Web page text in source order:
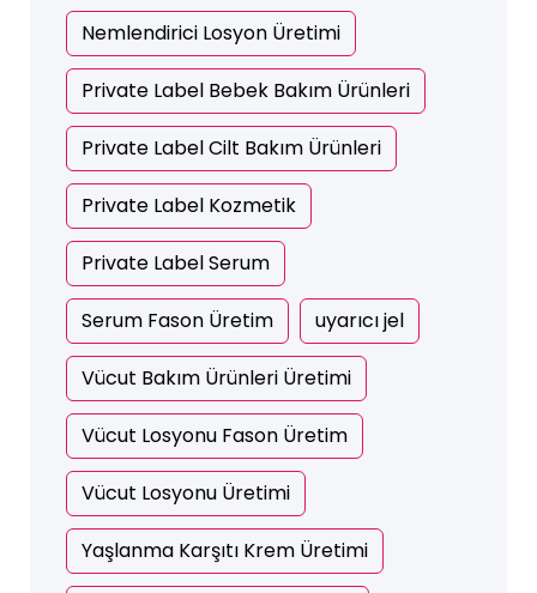
Nemlendirici Losyon Üretimi
Private Label Bebek Bakım Ürünleri
Private Label Cilt Bakım Ürünleri
Private Label Kozmetik
Private Label Serum
Serum Fason Üretim uyarıcı jel
Vücut Bakım Ürünleri Üretimi
Vücut Losyonu Fason Üretim
Vücut Losyonu Üretimi
Yaşlanma Karşıtı Krem Üretimi